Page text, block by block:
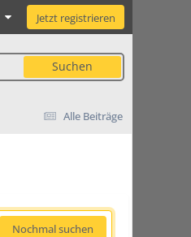
Jetzt registrieren
Suchen
Alle Beiträge
Nochmal suchen